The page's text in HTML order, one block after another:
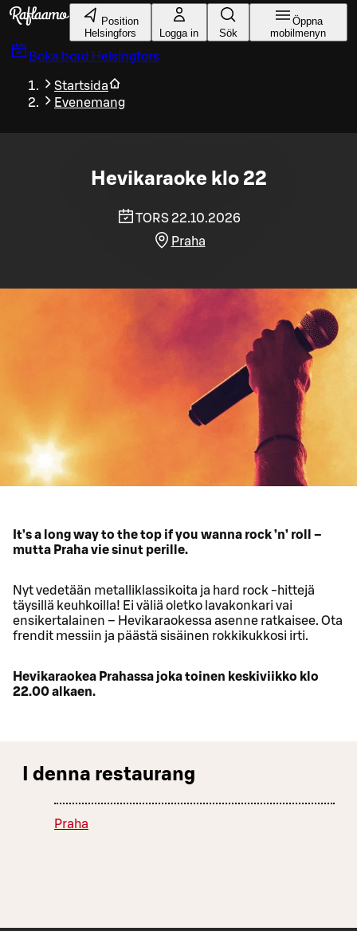
Gå till huvudinnehållet
Position
Helsingfors
Logga in Sök
Öppna
mobilmenyn
Boka bord Helsingfors
Startsida
Evenemang
Hevikaraoke klo 22
TORS 22.10.2026
Praha
It’s a long way to the top if you wanna rock ’n’ roll –
mutta Praha vie sinut perille.
Nyt vedetään metalliklassikoita ja hard rock -hittejä
täysillä keuhkoilla! Ei väliä oletko lavakonkari vai
ensikertalainen – Hevikaraokessa asenne ratkaisee. Ota
frendit messiin ja päästä sisäinen rokkikukkosi irti.
Hevikaraokea Prahassa joka toinen keskiviikko klo
22.00 alkaen.
I denna restaurang
Praha